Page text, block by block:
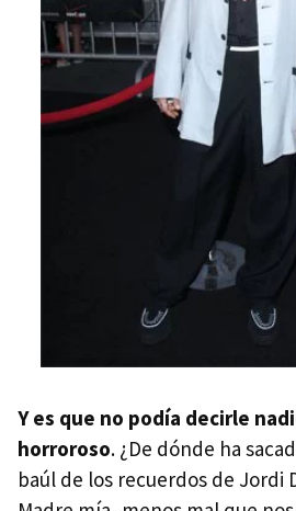
Y es que no podía decirle
horroroso. ¿De dónde ha
baúl de los recuerdos de Jordi